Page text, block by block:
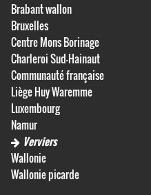
Brabant wallon
Bruxelles
Centre Mons Borinage
Charleroi Sud-Hainaut
Communauté française
Liège Huy Waremme
Luxembourg
Namur
Verviers
Wallonie
Wallonie picarde